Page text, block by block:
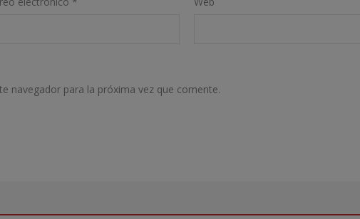
navegador para la próxima vez que comente.